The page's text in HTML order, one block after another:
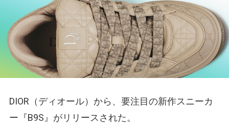
DIOR（ディオール）から、要注目の新作スニーカ
ー『B9S』がリリースされた。